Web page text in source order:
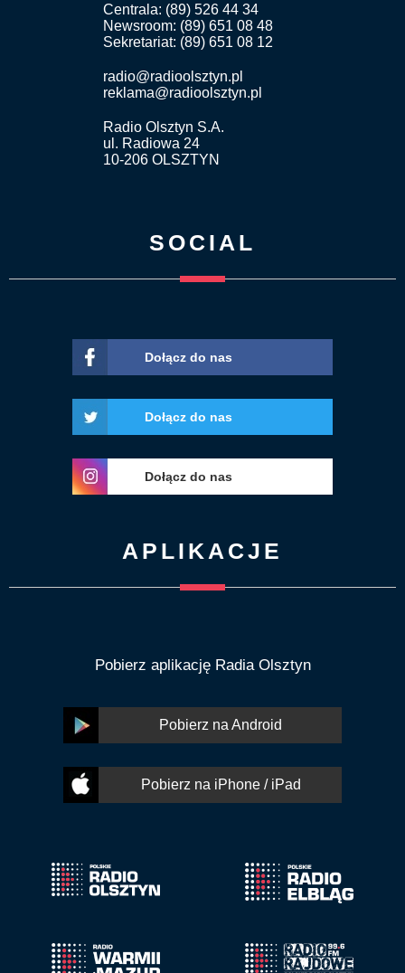
Centrala: (89) 526 44 34
Newsroom: (89) 651 08 48
Sekretariat: (89) 651 08 12
radio@radioolsztyn.pl
reklama@radioolsztyn.pl
Radio Olsztyn S.A.
ul. Radiowa 24
10-206 OLSZTYN
SOCIAL
Dołącz do nas
Dołącz do nas
Dołącz do nas
APLIKACJE
Pobierz aplikację Radia Olsztyn
Pobierz na Android
Pobierz na iPhone / iPad